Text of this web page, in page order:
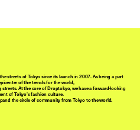
streets of Tokyo since its launch in 2007. As being a part
of the trends for the world,
At the core of Droptokyo, we have a forward-looking
of Tokyo’s fashion culture.
the circle of community from Tokyo to the world.